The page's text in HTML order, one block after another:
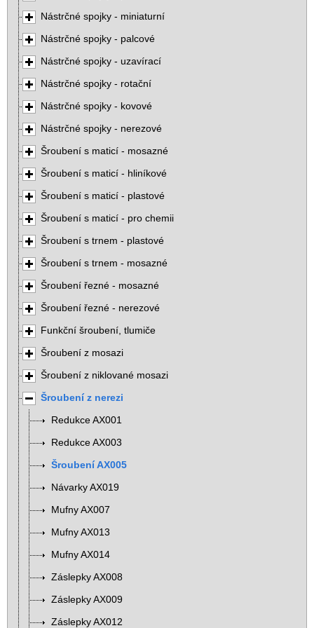
Nástrčné spojky - miniaturní
Nástrčné spojky - palcové
Nástrčné spojky - uzavírací
Nástrčné spojky - rotační
Nástrčné spojky - kovové
Nástrčné spojky - nerezové
Šroubení s maticí - mosazné
Šroubení s maticí - hliníkové
Šroubení s maticí - plastové
Šroubení s maticí - pro chemii
Šroubení s trnem - plastové
Šroubení s trnem - mosazné
Šroubení řezné - mosazné
Šroubení řezné - nerezové
Funkční šroubení, tlumiče
Šroubení z mosazi
Šroubení z niklované mosazi
Šroubení z nerezi
Redukce AX001
Redukce AX003
Šroubení AX005
Návarky AX019
Mufny AX007
Mufny AX013
Mufny AX014
Záslepky AX008
Záslepky AX009
Záslepky AX012